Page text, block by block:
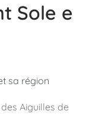
Sole e
sa région
Aiguilles de